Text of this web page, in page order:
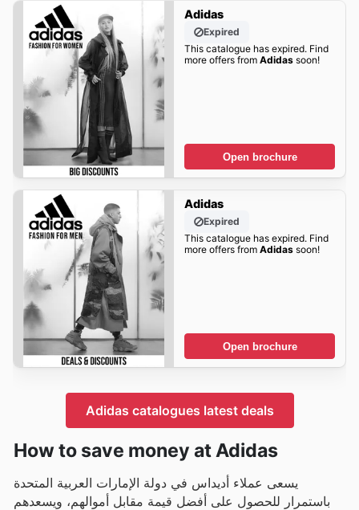
Adidas
Expired
This catalogue has expired. Find
more offers from Adidas soon!
Open brochure
Adidas
Expired
This catalogue has expired. Find
more offers from Adidassoon!
Open brochure
Adidas catalogues latest deals
How to save money at Adidas
يسعى عملاء أديداس في دولة الإمارات العربية المتحدة
باستمرار للحصول على أفضل قيمة مقابل أموالهم، ويسعدهم